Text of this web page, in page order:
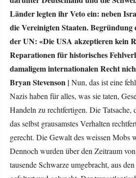
Länder legten ihr Veto ein: neben
die Vereinigten Staaten. Begründung
der UN: «Die USA akzeptieren kein
Reparationen für historisches
damaligem internationalen Recht
Bryan Stevenson |
Nun, das ist eine
Nazis haben für alles, was sie taten,
Handeln zu rechtfertigen. Die Tatsache,
das selbst grausamstes Verhalten
gerecht. Die Gewalt des weissen Mobs
Dennoch wurden über den Zeitraum
tausende Schwarze umgebracht, aus